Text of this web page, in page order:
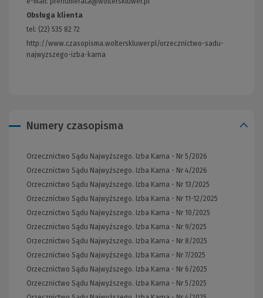
Obsługa klienta
tel: (22) 535 82 72
http://www.czasopisma.wolterskluwer.pl/orzecznictwo-sadu-
najwyzszego-izba-karna
Numery czasopisma
Orzecznictwo Sądu Najwyższego. Izba Karna - Nr 5/2026
Orzecznictwo Sądu Najwyższego. Izba Karna - Nr 4/2026
Orzecznictwo Sądu Najwyższego. Izba Karna - Nr 13/2025
Orzecznictwo Sądu Najwyższego. Izba Karna - Nr 11-12/2025
Orzecznictwo Sądu Najwyższego. Izba Karna - Nr 10/2025
Orzecznictwo Sądu Najwyższego. Izba Karna - Nr 9/2025
Orzecznictwo Sądu Najwyższego. Izba Karna - Nr 8/2025
Orzecznictwo Sądu Najwyższego. Izba Karna - Nr 7/2025
Orzecznictwo Sądu Najwyższego. Izba Karna - Nr 6/2025
Orzecznictwo Sądu Najwyższego. Izba Karna - Nr 5/2025